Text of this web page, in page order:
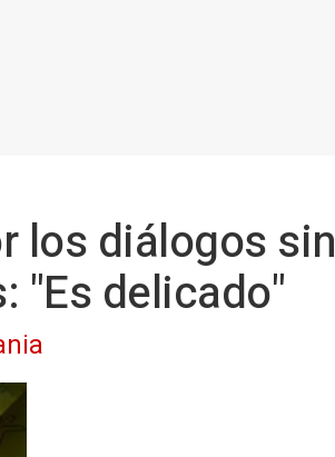
los diálogos sin
"Es delicado"